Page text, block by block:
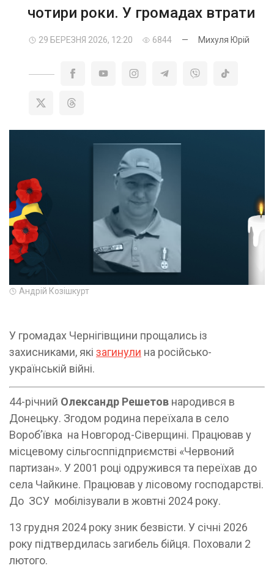
чотири роки. У громадах втрати
29 БЕРЕЗНЯ 2026, 12:20 6844 — Михуля Юрій
Андрій Козішкурт
У громадах Чернігівщини прощались із
захисниками, які загинули на російсько-
українській війні.
44-річний Олександр Решетов народився в
Донецьку. Згодом родина переїхала в село
Вороб’ївка на Новгород-Сіверщині. Працював у
місцевому сільгосппідприємстві «Червоний
партизан». У 2001 році одружився та переїхав до
села Чайкине. Працював у лісовому господарстві.
До ЗСУ мобілізували в жовтні 2024 року.
13 грудня 2024 року зник безвісти. У січні 2026
року підтвердилась загибель бійця. Поховали 2
лютого.